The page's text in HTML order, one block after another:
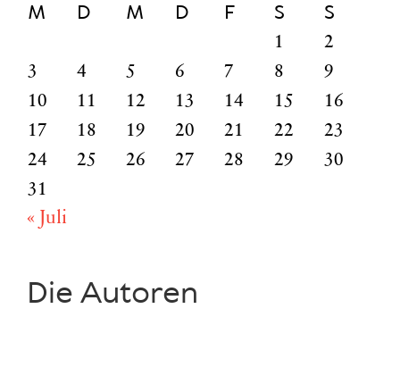
M D M D F S S
1
2
3
4 5 6 7 8
9
10
11 12 13 14 15
16
17
18 19 20 21 22
23
24
25 26 27 28 29
30
31
« Juli
Die Autoren